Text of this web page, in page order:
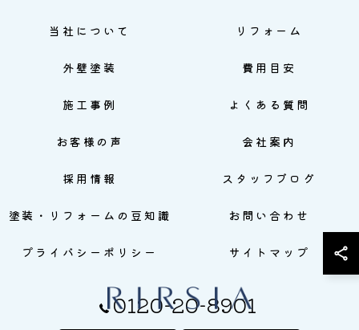
0120-20-8901
当社について リフォーム
外壁塗装 費用目安
施工事例 よくある質問
お客様の声 会社案内
採用情報 スタッフブログ
塗装・リフォームの豆知識 お問い合わせ
プライバシーポリシー サイトマップ